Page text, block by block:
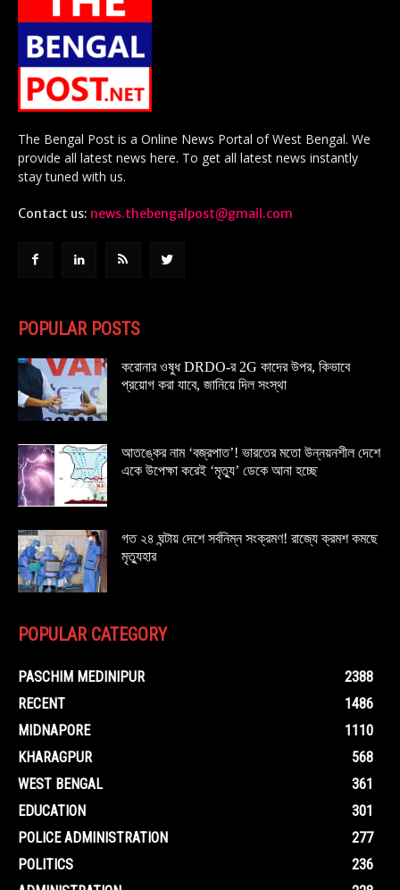
The Bengal Post is a Online News Portal of West Bengal. We
provide all latest news here. To get all latest news instantly
stay tuned with us.
Contact us: news.thebengalpost@gmail.com
POPULAR POSTS
করোনার ওষুধ DRDO-র 2G কাদের উপর, কিভাবে
প্রয়োগ করা যাবে, জানিয়ে দিল সংস্থা
আতঙ্কের নাম ‘বজ্রপাত’! ভারতের মতো উন্নয়নশীল দেশে
একে উপেক্ষা করেই ‘মৃত্যু’ ডেকে আনা হচ্ছে
গত ২৪ ঘন্টায় দেশে সর্বনিম্ন সংক্রমণ! রাজ্যে ক্রমশ কমছে
মৃত্যুহার
POPULAR CATEGORY
PASCHIM MEDINIPUR
2388
RECENT
1486
MIDNAPORE
1110
KHARAGPUR
568
WEST BENGAL
361
EDUCATION
301
POLICE ADMINISTRATION
277
POLITICS
236